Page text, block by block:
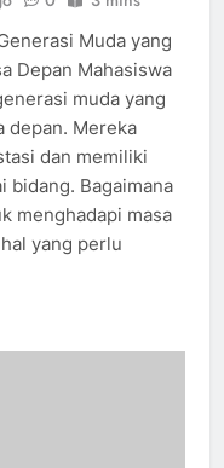
Muda yang
Depan Mahasiswa
muda yang
depan. Mereka
dan memiliki
bidang. Bagaimana
masa
yang perlu